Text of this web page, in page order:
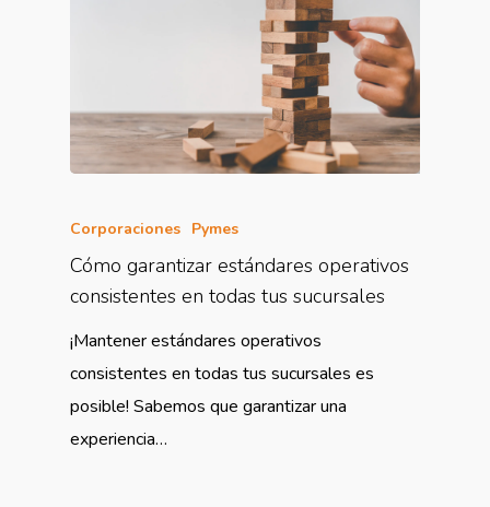
Corporaciones Pymes
Cómo garantizar estándares operativos
consistentes en todas tus sucursales
¡Mantener estándares operativos
consistentes en todas tus sucursales es
posible! Sabemos que garantizar una
experiencia…